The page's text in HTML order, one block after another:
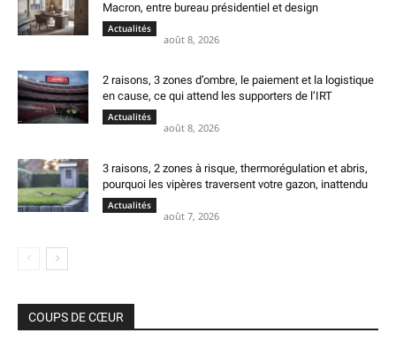
Macron, entre bureau présidentiel et design
Actualités
août 8, 2026
2 raisons, 3 zones d’ombre, le paiement et la logistique
en cause, ce qui attend les supporters de l’IRT
Actualités
août 8, 2026
3 raisons, 2 zones à risque, thermorégulation et abris,
pourquoi les vipères traversent votre gazon, inattendu
Actualités
août 7, 2026
COUPS DE CŒUR